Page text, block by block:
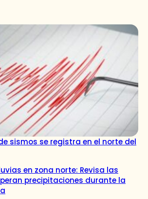
sismos se registra en el norte del
en zona norte: Revisa las
precipitaciones durante la